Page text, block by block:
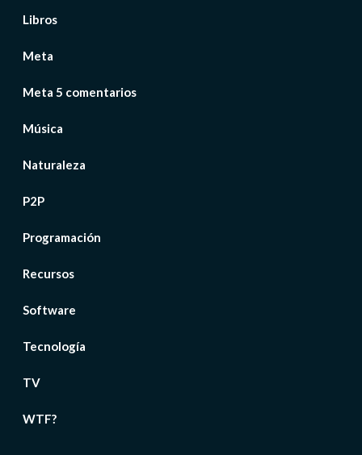
Libros
Meta
Meta 5 comentarios
Música
Naturaleza
P2P
Programación
Recursos
Software
Tecnología
TV
WTF?